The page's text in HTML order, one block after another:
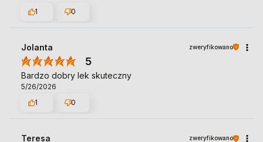
1
0
Jolanta zweryfikowano
5
Bardzo dobry lek skuteczny
5/26/2026
1
0
Teresa zweryfikowano